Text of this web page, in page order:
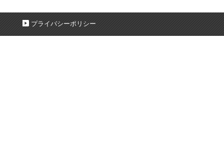
プライバシーポリシー